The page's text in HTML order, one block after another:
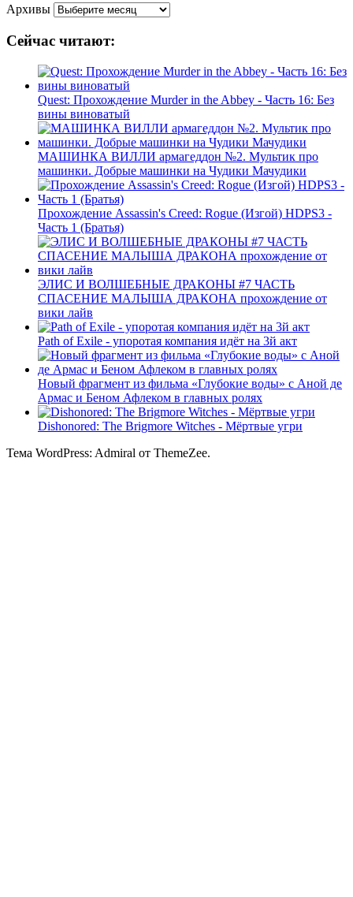
Архивы
Сейчас читают:
Quest: Прохождение Murder in the Abbey - Часть 16: Без
вины виноватый
МАШИНКА ВИЛЛИ армагеддон №2. Мультик про
машинки. Добрые машинки на Чудики Мачудики
Прохождение Assassin's Creed: Rogue (Изгой) HDPS3 -
Часть 1 (Братья)
ЭЛИС И ВОЛШЕБНЫЕ ДРАКОНЫ #7 ЧАСТЬ
СПАСЕНИЕ МАЛЫША ДРАКОНА прохождение от
вики лайв
Path of Exile - упоротая компания идёт на 3й акт
Новый фрагмент из фильма «Глубокие воды» с Аной де
Армас и Беном Афлеком в главных ролях
Dishonored: The Brigmore Witches - Мёртвые угри
Тема WordPress: Admiral от ThemeZee.